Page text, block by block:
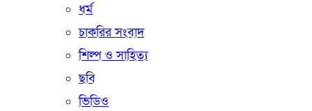
ধর্ম
চাকরির সংবাদ
শিল্প ও সাহিত্য
ছবি
ভিডিও